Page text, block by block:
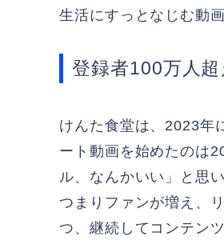
生活にすっとなじむ動
登録者100万人超
けんた食堂は、2023年
ート動画を始めたのは
ル、なんかいい」と思
つまりファンが増え、
つ、継続してコンテン